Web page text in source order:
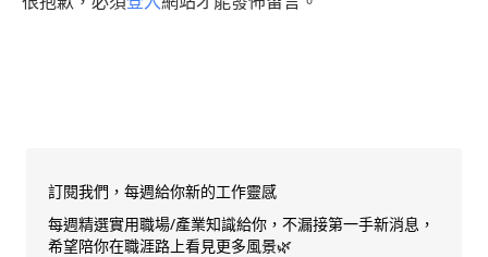
訂閱我們，每週給你新的工作靈感
每週精選實用職場/產業知識給你，不漏接第一手新消息，
希望陪你在職涯路上看見更多風景🌿